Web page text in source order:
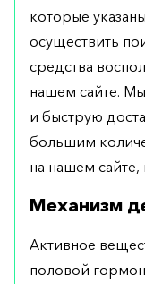
которые
осуществить
средства
нашем сайте.
и быструю
большим
на нашем сайте,
Механизм
Активное
половой